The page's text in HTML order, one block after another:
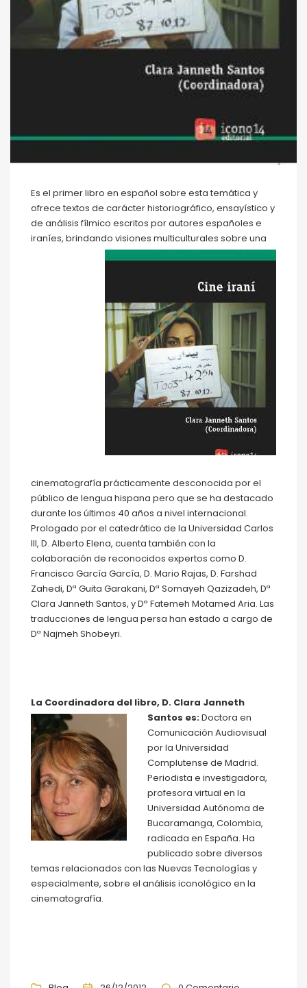
Es el primer libro en español sobre esta temática y
ofrece textos de carácter historiográfico, ensayístico y
de análisis fílmico escritos por autores españoles e
iraníes, brindando visiones multiculturales sobre una
cinematografía prácticamente desconocida por el
público de lengua hispana pero que se ha destacado
durante los últimos 40 años a nivel internacional.
Prologado por el catedrático de la Universidad Carlos
III, D. Alberto Elena, cuenta también con la
colaboración de reconocidos expertos como D.
Francisco García García, D. Mario Rajas, D. Farshad
Zahedi, Dª Guita Garakani, Dª Somayeh Qazizadeh, Dª
Clara Janneth Santos, y Dª Fatemeh Motamed Aria. Las
traducciones de lengua persa han estado a cargo de
Dª Najmeh Shobeyri.
La Coordinadora del libro, D. Clara Janneth
Santos es:Doctora en
Comunicación Audiovisual
por la Universidad
Complutense de Madrid.
Periodista e investigadora,
profesora virtual en la
Universidad Autó­noma de
Bucaramanga, Colombia,
radicada en Espa­ña. Ha
publica­do sobre diversos
temas relacionados con las Nuevas Tecnologías y
especialmente, sobre el análisis iconológico en la
cine­matografía.